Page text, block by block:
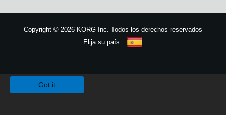
Copyright © 2026 KORG Inc. Todos los derechos reservados
Elija su país
Got it